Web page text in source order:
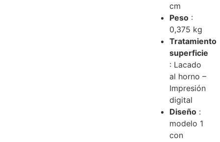
cm
Peso :
0,375 kg
Tratamiento
superficie
: Lacado
al horno –
Impresión
digital
Diseño :
modelo 1
con